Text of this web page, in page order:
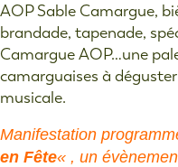
AOP Sable Camargue,
brandade, tapenade,
Camargue AOP…une
camarguaises à
musicale.
Manifestation
en Fête« , un